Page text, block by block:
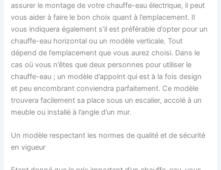
assurer le montage de votre chauffe-eau électrique, il peut
vous aider à faire le bon choix quant à l’emplacement. Il
vous indiquera également s’il est préférable d’opter pour un
chauffe-eau horizontal ou un modèle verticale. Tout
dépend de l’emplacement que vous aurez choisi. Dans le
cas où vous n’êtes que deux personnes pour utiliser le
chauffe-eau ; un modèle d’appoint qui est à la fois design
et peu encombrant conviendra parfaitement. Ce modèle
trouvera facilement sa place sous un escalier, accolé à un
meuble ou installé à l’angle d’un mur.
Un modèle respectant les normes de qualité et de sécurité
en vigueur